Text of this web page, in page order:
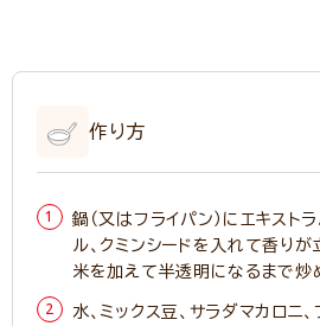
作り方
鍋（又はフライパン）にエキスト
ル、クミンシードを入れて香り
米を加えて半透明になるまで炒
水、ミックス豆、サラダマカロニ